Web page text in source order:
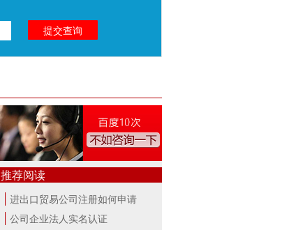
推荐阅读
进出口贸易公司注册如何申请
公司企业法人实名认证